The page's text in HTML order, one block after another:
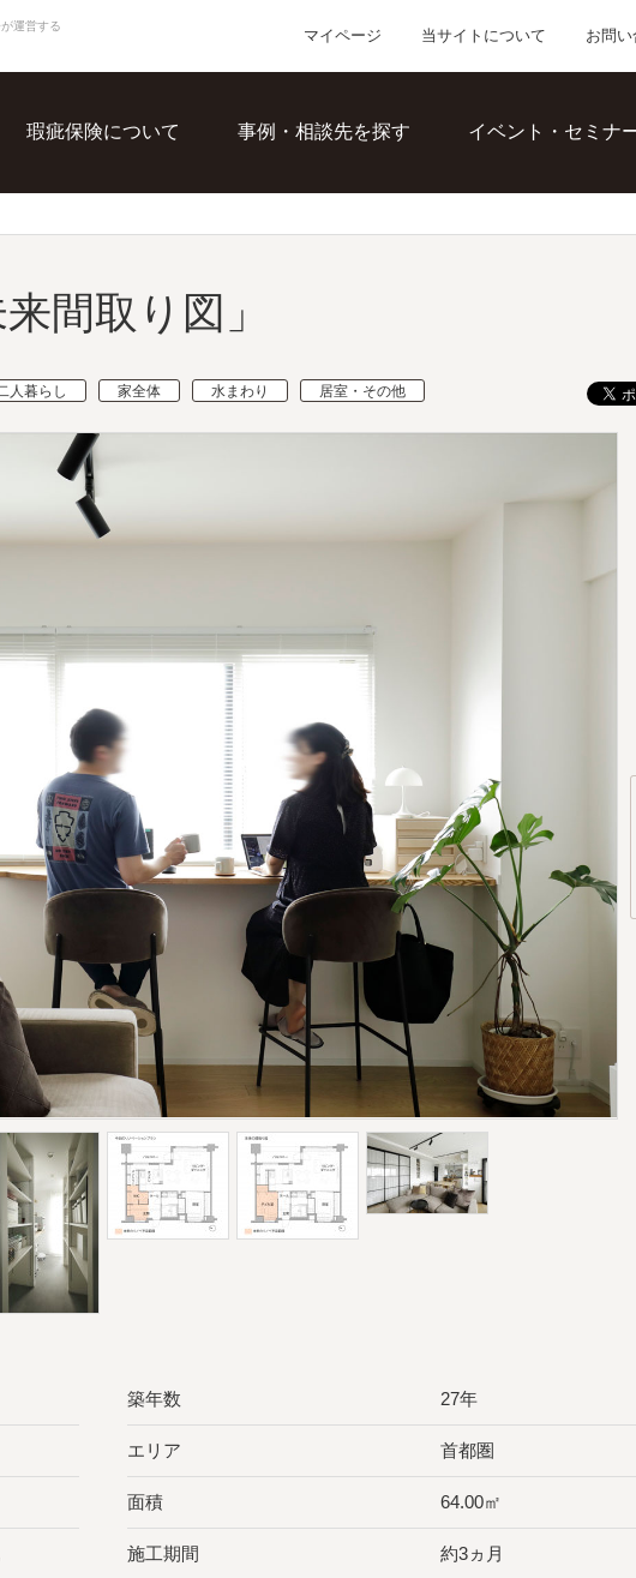
運営する
マイページ 当サイトについて お問
瑕疵保険について 事例・相談先を探す イベント・セミナ
間取り図」
人暮らし 家全体 水まわり 居室・その他
築年数 27年
エリア 首都圏
面積 64.00㎡
施工期間 約3ヵ月